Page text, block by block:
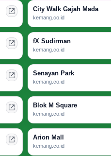
City Walk Gajah Mada
kemang.co.id
fX Sudirman
kemang.co.id
Senayan Park
kemang.co.id
Blok M Square
kemang.co.id
Arion Mall
kemang.co.id